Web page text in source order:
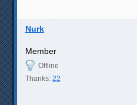
Nurk
Member
Offline
Thanks: 22